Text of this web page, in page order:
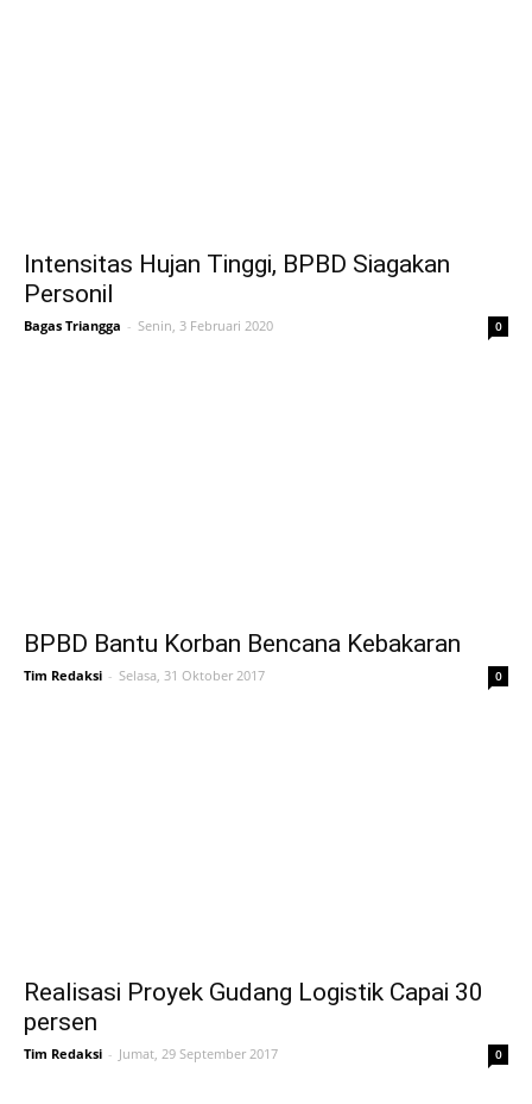
Intensitas Hujan Tinggi, BPBD Siagakan
Personil
Bagas Triangga - Senin, 3 Februari 2020 0
BPBD Bantu Korban Bencana Kebakaran
Tim Redaksi - Selasa, 31 Oktober 2017 0
Realisasi Proyek Gudang Logistik Capai 30
persen
Tim Redaksi - Jumat, 29 September 2017 0